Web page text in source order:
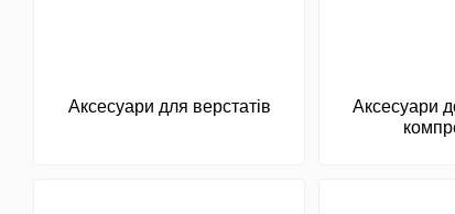
Аксесуари для верстатів
Аксесуари